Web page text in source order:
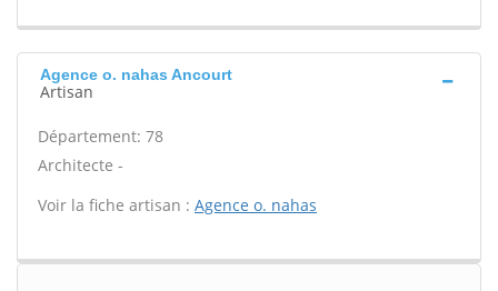
Agence o. nahas Ancourt
Artisan
Département: 78
Architecte -
Voir la fiche artisan : Agence o. nahas